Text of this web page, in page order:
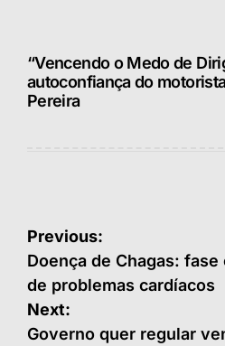
“Vencendo o Medo de
autoconfiança do
Pereira
Navegação
de
Post
Previous:
Doença de Chagas:
de problemas cardíacos
Next:
Governo quer regular